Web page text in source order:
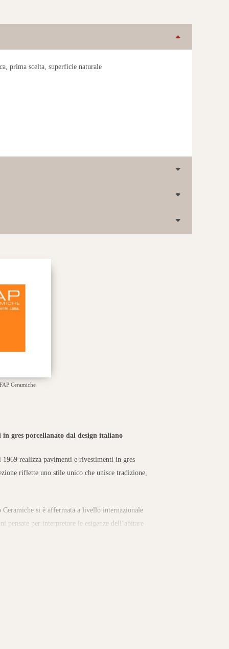
prima scelta, superficie naturale
FAP Ceramiche
gres porcellanato dal design italiano
1969 realizza pavimenti e rivestimenti in gres
riflette uno stile unico che unisce tradizione,
si è affermata a livello internazionale
per interpretare le esigenze dell’abitare